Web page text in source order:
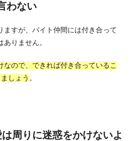
わない
ますが、バイト仲間には付き合って
りません。
なので、できれば付き合っているこ
しょう 。
周りに迷惑をかけないよ